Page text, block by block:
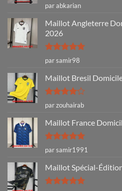
Note5sur
5
par abkarian
Maillot Angleterre
2026
Note5sur
5
par samir98
Maillot Bresil
Note4
sur 5
par zouhairab
Maillot France
Note5sur
5
par samir1991
Maillot Spécial-